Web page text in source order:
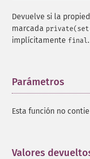
Devuelve si la
marcada
implícitamente final.
Parámetros
Esta función no
Valores